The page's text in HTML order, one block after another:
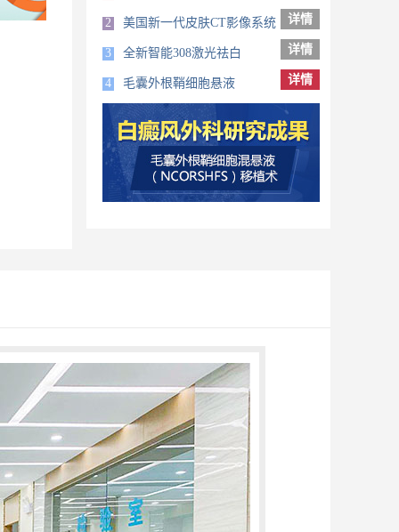
美国新一代皮肤CT影像系统 详情
3 全新智能308激光祛白 详情
毛囊外根鞘细胞悬液 详情